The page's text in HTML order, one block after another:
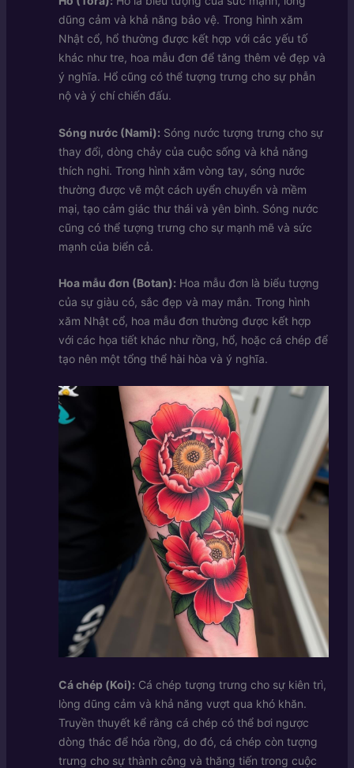
dũng cảm và khả năng bảo vệ. Trong hình xăm
Nhật cổ, hổ thường được kết hợp với các yếu tố
khác như tre, hoa mẫu đơn để tăng thêm vẻ đẹp và
ý nghĩa. Hổ cũng có thể tượng trưng cho sự phẫn
nộ và ý chí chiến đấu.
Sóng nước (Nami): Sóng nước tượng trưng cho sự
thay đổi, dòng chảy của cuộc sống và khả năng
thích nghi. Trong hình xăm vòng tay, sóng nước
thường được vẽ một cách uyển chuyển và mềm
mại, tạo cảm giác thư thái và yên bình. Sóng nước
cũng có thể tượng trưng cho sự mạnh mẽ và sức
mạnh của biển cả.
Hoa mẫu đơn (Botan): Hoa mẫu đơn là biểu tượng
của sự giàu có, sắc đẹp và may mắn. Trong hình
xăm Nhật cổ, hoa mẫu đơn thường được kết hợp
với các họa tiết khác như rồng, hổ, hoặc cá chép để
tạo nên một tổng thể hài hòa và ý nghĩa.
Cá chép (Koi): Cá chép tượng trưng cho sự kiên trì,
lòng dũng cảm và khả năng vượt qua khó khăn.
Truyền thuyết kể rằng cá chép có thể bơi ngược
dòng thác để hóa rồng, do đó, cá chép còn tượng
trưng cho sự thành công và thăng tiến trong cuộc